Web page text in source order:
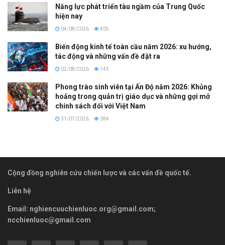
Năng lực phát triển tàu ngầm của Trung Quốc
hiện nay
04/08/2026 405
Biến động kinh tế toàn cầu năm 2026: xu hướng,
tác động và những vấn đề đặt ra
02/08/2026 145
Phong trào sinh viên tại Ấn Độ năm 2026: Khủng
hoảng trong quản trị giáo dục và những gợi mở
chính sách đối với Việt Nam
31/07/2026 384
Cộng đồng nghiên cứu chiến lược và các vấn đề quốc tế.
Liên hệ
Email: nghiencuuchienluoc.org@gmail.com;
ncchienluoc@gmail.com